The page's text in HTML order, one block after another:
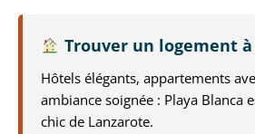
Trouver un logement à
Hôtels élégants, appartements
ambiance soignée : Playa Blanca
chic de Lanzarote.